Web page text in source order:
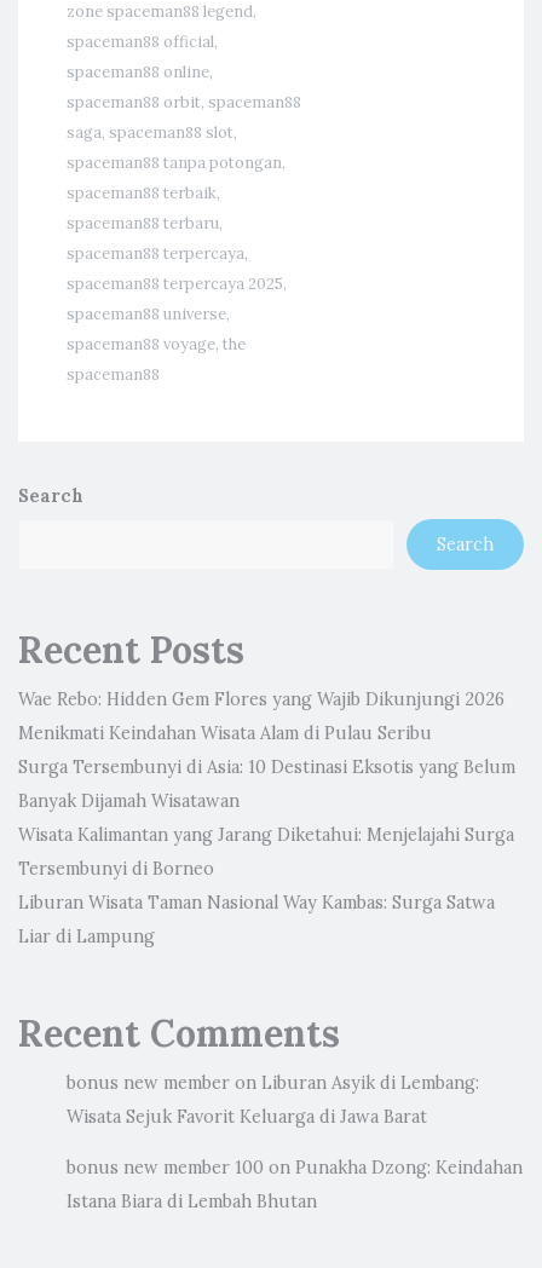
zone spaceman88 legend,
spaceman88 official,
spaceman88 online,
spaceman88 orbit, spaceman88
saga, spaceman88 slot,
spaceman88 tanpa potongan,
spaceman88 terbaik,
spaceman88 terbaru,
spaceman88 terpercaya,
spaceman88 terpercaya 2025,
spaceman88 universe,
spaceman88 voyage, the
spaceman88
Search
Search
Recent Posts
Wae Rebo: Hidden Gem Flores yang Wajib Dikunjungi 2026
Menikmati Keindahan Wisata Alam di Pulau Seribu
Surga Tersembunyi di Asia: 10 Destinasi Eksotis yang Belum
Banyak Dijamah Wisatawan
Wisata Kalimantan yang Jarang Diketahui: Menjelajahi Surga
Tersembunyi di Borneo
Liburan Wisata Taman Nasional Way Kambas: Surga Satwa
Liar di Lampung
Recent Comments
bonus new member on Liburan Asyik di Lembang:
Wisata Sejuk Favorit Keluarga di Jawa Barat
bonus new member 100 on Punakha Dzong: Keindahan
Istana Biara di Lembah Bhutan